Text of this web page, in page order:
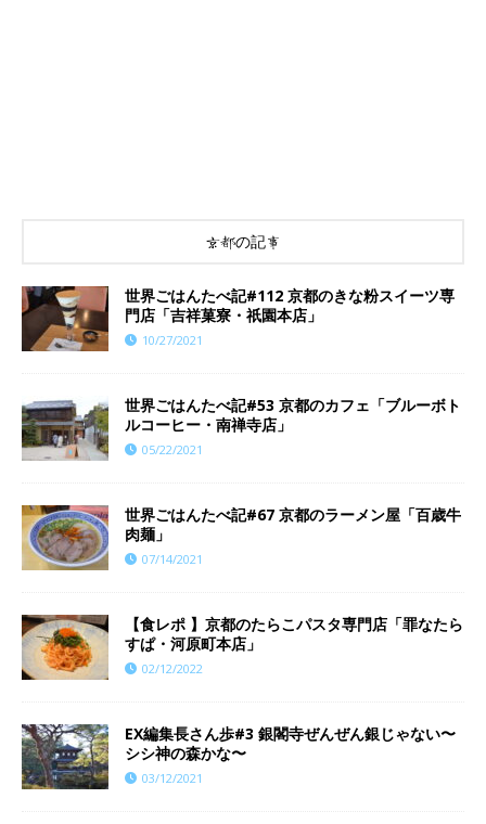
京都の記事
世界ごはんたべ記#112 京都のきな粉スイーツ専
門店「吉祥菓寮・祇園本店」
10/27/2021
世界ごはんたべ記#53 京都のカフェ「ブルーボト
ルコーヒー・南禅寺店」
05/22/2021
世界ごはんたべ記#67 京都のラーメン屋「百歳牛
肉麺」
07/14/2021
【食レポ 】京都のたらこパスタ専門店「罪なたら
すぱ・河原町本店」
02/12/2022
EX編集長さん歩#3 銀閣寺ぜんぜん銀じゃない〜
シシ神の森かな〜
03/12/2021